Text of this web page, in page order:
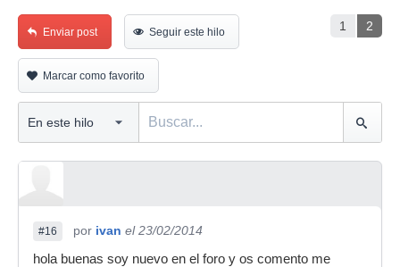
1 2
Enviar post Seguir este hilo
Marcar como favorito
#16 por ivan el 23/02/2014
hola buenas soy nuevo en el foro y os comento me